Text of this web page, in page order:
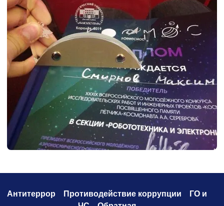
Антитеррор Противодействие коррупции
ГО и